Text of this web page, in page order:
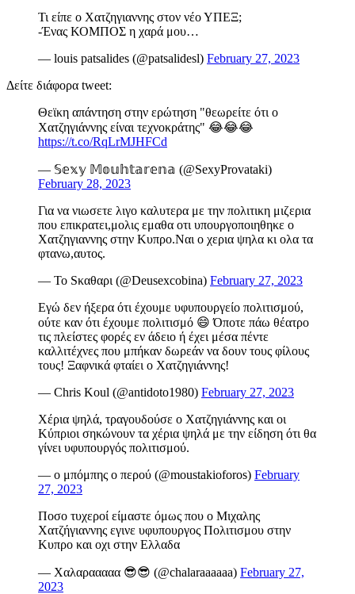
Τι είπε ο Χατζηγιαννης στον νέο ΥΠΕΞ;
-Ένας ΚΟΜΠΟΣ η χαρά μου…
— louis patsalides (@patsalidesl) February 27, 2023
Δείτε διάφορα tweet:
Θεϊκη απάντηση στην ερώτηση "θεωρείτε ότι ο
Χατζηγιάννης είναι τεχνοκράτης" 😂😂😂
https://t.co/RqLrMJHFCd
— 𝕊𝕖𝕩𝕪 𝕄𝕠𝕦𝕙𝕥𝕒𝕣𝕖𝕟𝕒 (@SexyProvataki)
February 28, 2023
Για να νιωσετε λιγο καλυτερα με την πολιτικη μιζερια
που επικρατει,μολις εμαθα οτι υπουργοποιηθηκε ο
Χατζηγιαννης στην Κυπρο.Ναι ο χερια ψηλα κι ολα τα
φτανω,αυτος.
— Το Sκαθαρι (@Deusexcobina) February 27, 2023
Εγώ δεν ήξερα ότι έχουμε υφυπουργείο πολιτισμού,
ούτε καν ότι έχουμε πολιτισμό 😄 Όποτε πάω θέατρο
τις πλείστες φορές εν άδειο ή έχει μέσα πέντε
καλλιτέχνες που μπήκαν δωρεάν να δουν τους φίλους
τους! Ξαφνικά φταίει ο Χατζηγιάννης!
— Chris Koul (@antidoto1980) February 27, 2023
Χέρια ψηλά, τραγουδούσε ο Χατζηγιάννης και οι
Κύπριοι σηκώνουν τα χέρια ψηλά με την είδηση ότι θα
γίνει υφυπουργός πολιτισμού.
— ο μπόμπης ο περού (@moustakioforos) February
27, 2023
Ποσο τυχεροί είμαστε όμως που ο Μιχαλης
Χατζήγιαννης εγινε υφυπουργος Πολιτισμου στην
Κυπρο και οχι στην Ελλαδα
— Χαλαρααααα 😎😎 (@chalaraaaaaa) February 27,
2023